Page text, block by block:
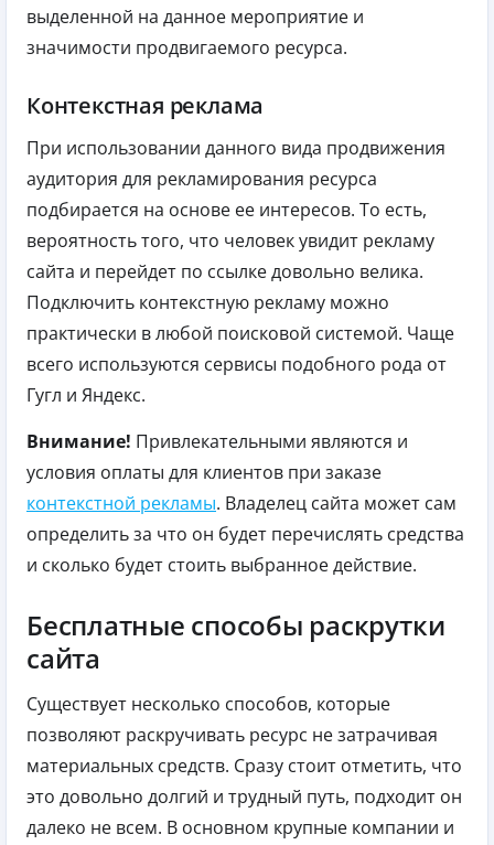
выделенной на данное мероприятие и
значимости продвигаемого ресурса.
Контекстная реклама
При использовании данного вида продвижения
аудитория для рекламирования ресурса
подбирается на основе ее интересов. То есть,
вероятность того, что человек увидит рекламу
сайта и перейдет по ссылке довольно велика.
Подключить контекстную рекламу можно
практически в любой поисковой системой. Чаще
всего используются сервисы подобного рода от
Гугл и Яндекс.
Внимание! Привлекательными являются и
условия оплаты для клиентов при заказе
контекстной рекламы. Владелец сайта может сам
определить за что он будет перечислять средства
и сколько будет стоить выбранное действие.
Бесплатные способы раскрутки
сайта
Существует несколько способов, которые
позволяют раскручивать ресурс не затрачивая
материальных средств. Сразу стоит отметить, что
это довольно долгий и трудный путь, подходит он
далеко не всем. В основном крупные компании и